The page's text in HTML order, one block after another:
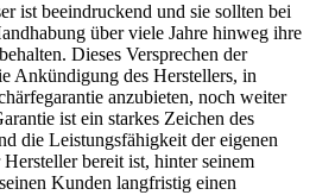
ist beeindruckend und sie sollten bei
über viele Jahre hinweg ihre
Dieses Versprechen der
Ankündigung des Herstellers, in
anzubieten, noch weiter
ist ein starkes Zeichen des
die Leistungsfähigkeit der eigenen
bereit ist, hinter seinem
Kunden langfristig einen